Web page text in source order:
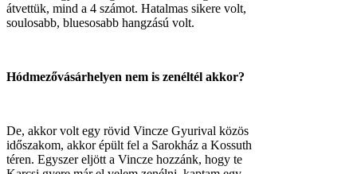
átvettük, mind a 4 számot. Hatalmas sikere volt,
soulosabb, bluesosabb hangzású volt.
Hódmezővásárhelyen nem is zenéltél akkor?
De, akkor volt egy rövid Vincze Gyurival közös
időszakom, akkor épült fel a Sarokház a Kossuth
téren. Egyszer eljött a Vincze hozzánk, hogy te